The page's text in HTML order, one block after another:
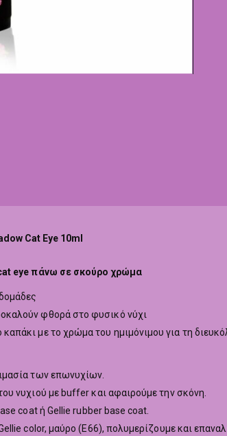
Cat Eye 10ml
cat eye πάνω σε σκούρο χρώμα
φθορά στο φυσικό νύχι
με το χρώμα του ημιμόνιμου για τη
των επωνυχίων.
νυχιού με buffer και αφαιρούμε την σκόνη.
coat ή Gellie rubber base coat.
color, μαύρο (Ε66), πολυμερίζουμε και